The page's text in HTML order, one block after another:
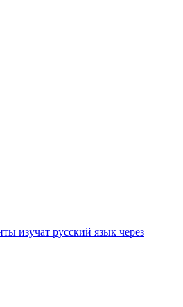
изучат русский язык через